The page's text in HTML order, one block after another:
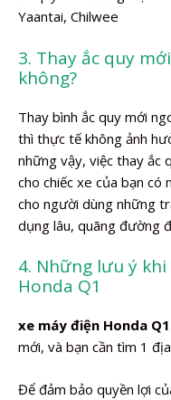
Yaantai, Chilwee
3. Thay ắc quy
không?
Thay bình ắc quy mới
thì thực tế không ảnh
những vậy, việc thay ắc
cho chiếc xe của bạn có
cho người dùng những
dụng lâu, quãng đường
4. Những lưu ý
Honda Q1
xe máy điện Honda Q1
mới, và bạn cần tìm 1
Để đảm bảo quyền lợi